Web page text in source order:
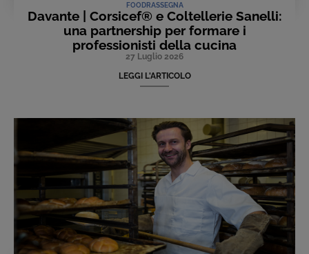
FOODRASSEGNA
Davante | Corsicef® e Coltellerie Sanelli:
una partnership per formare i
professionisti della cucina
27 Luglio 2026
LEGGI L'ARTICOLO